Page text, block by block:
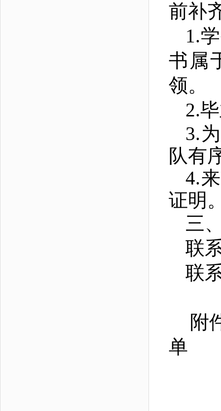
前补
1.
书属
领。
2.
3.
队有
4.
证明
三
联
联
附
单